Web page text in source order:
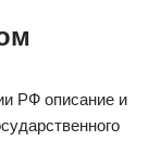
РФ описание и